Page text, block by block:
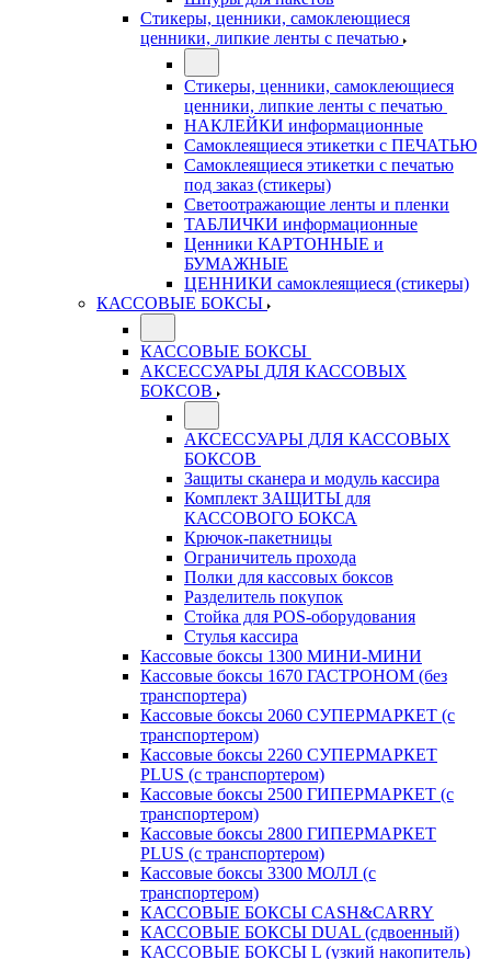
Стикеры, ценники, самоклеющиеся
ценники, липкие ленты с печатью
Стикеры, ценники, самоклеющиеся
ценники, липкие ленты с печатью
НАКЛЕЙКИ информационные
Самоклеящиеся этикетки с ПЕЧАТЬЮ
Самоклеящиеся этикетки с печатью
под заказ (стикеры)
Светоотражающие ленты и пленки
ТАБЛИЧКИ информационные
Ценники КАРТОННЫЕ и
БУМАЖНЫЕ
ЦЕННИКИ самоклеящиеся (стикеры)
КАССОВЫЕ БОКСЫ
КАССОВЫЕ БОКСЫ
АКСЕССУАРЫ ДЛЯ КАССОВЫХ
БОКСОВ
АКСЕССУАРЫ ДЛЯ КАССОВЫХ
БОКСОВ
Защиты сканера и модуль кассира
Комплект ЗАЩИТЫ для
КАССОВОГО БОКСА
Крючок-пакетницы
Ограничитель прохода
Полки для кассовых боксов
Разделитель покупок
Стойка для POS-оборудования
Стулья кассира
Кассовые боксы 1300 МИНИ-МИНИ
Кассовые боксы 1670 ГАСТРОНОМ (без
транспортера)
Кассовые боксы 2060 СУПЕРМАРКЕТ (с
транспортером)
Кассовые боксы 2260 СУПЕРМАРКЕТ
PLUS (с транспортером)
Кассовые боксы 2500 ГИПЕРМАРКЕТ (с
транспортером)
Кассовые боксы 2800 ГИПЕРМАРКЕТ
PLUS (с транспортером)
Кассовые боксы 3300 МОЛЛ (с
транспортером)
КАССОВЫЕ БОКСЫ CASH&CARRY
КАССОВЫЕ БОКСЫ DUAL (сдвоенный)
КАССОВЫЕ БОКСЫ L (узкий накопитель)